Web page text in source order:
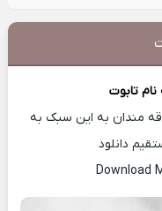
نام تابوت
مندان به این سبک به
دانلود